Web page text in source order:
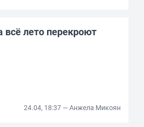
лето перекроют
24.04, 18:37 — Анжела Микоян